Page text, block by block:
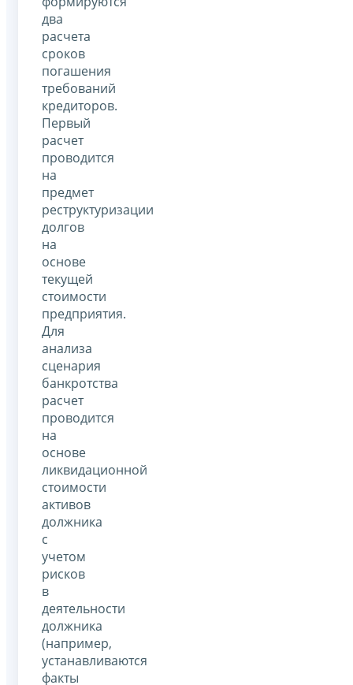
два
расчета
сроков
погашения
требований
кредиторов.
Первый
расчет
проводится
на
предмет
реструктуризации
долгов
на
основе
текущей
стоимости
предприятия.
Для
анализа
сценария
банкротства
расчет
проводится
на
основе
ликвидационной
стоимости
активов
должника
с
учетом
рисков
в
деятельности
должника
(например,
устанавливаются
факты